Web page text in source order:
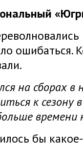
ошибаться.
на сборах
к сезону
времени
бы